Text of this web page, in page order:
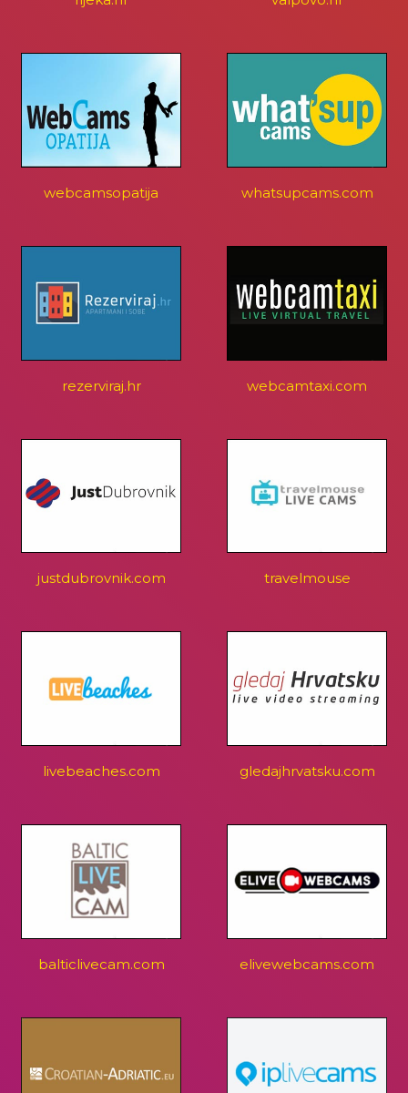
webcamsopatija whatsupcams.com
rezerviraj.hr webcamtaxi.com
justdubrovnik.com travelmouse
livebeaches.com gledajhrvatsku.com
balticlivecam.com elivewebcams.com